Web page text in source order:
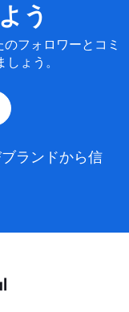
う
フォロワーとコミ
ょう。
ランドから信